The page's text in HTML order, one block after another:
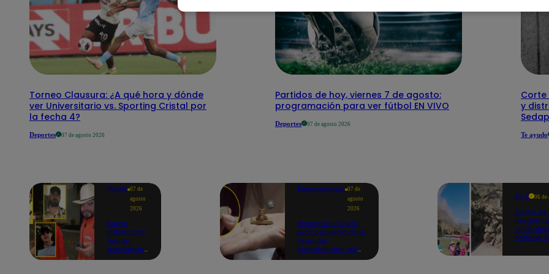
Torneo Clausura: ¿A qué hora y dónde
ver Universitario vs. Sporting Cristal por
la fecha 4?
Deportes 07 de agosto 2026
Partidos de hoy, viernes 7 de agosto:
programación para ver fútbol EN VIVO
Deportes 07 de agosto 2026
Corte
y
Te ayudo
Mundo 07 de
agosto
2026
Nueve
influencers
fueron
asesinados
Entretenimiento 07 de
agosto
2026
Presentan el libro
más pequeño de la
Feria del
Internacional del
Perú 06 de
Sismo de
Junín
heridos,
propició